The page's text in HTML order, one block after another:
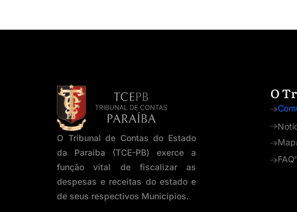
O Tribunal de Contas do Estado
da Paraíba (TCE-PB) exerce a
função vital de fiscalizar as
despesas e receitas do estado e
de seus respectivos Municípios.
O